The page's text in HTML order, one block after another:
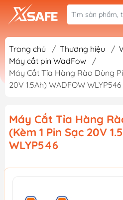
Trang chủ / Thương hiệu /
Máy cắt pin WadFow
/
Máy Cắt Tỉa Hàng Rào Dùng
20V 1.5Ah) WADFOW WLYP546
Máy Cắt Tỉa Hàng
(Kèm 1 Pin Sạc 20V
WLYP546